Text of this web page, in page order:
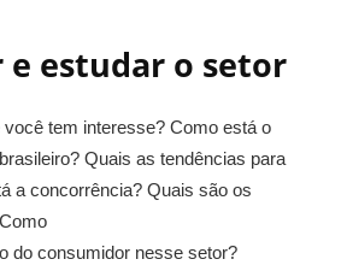
e estudar o setor
tem interesse? Como está o
Quais as tendências para
a concorrência? Quais são os
do consumidor nesse setor?